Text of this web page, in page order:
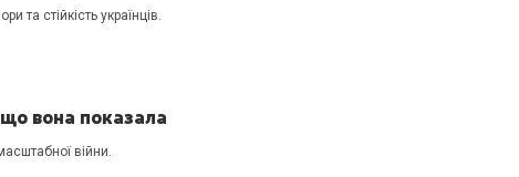
та стійкість українців.
вона показала
війни.